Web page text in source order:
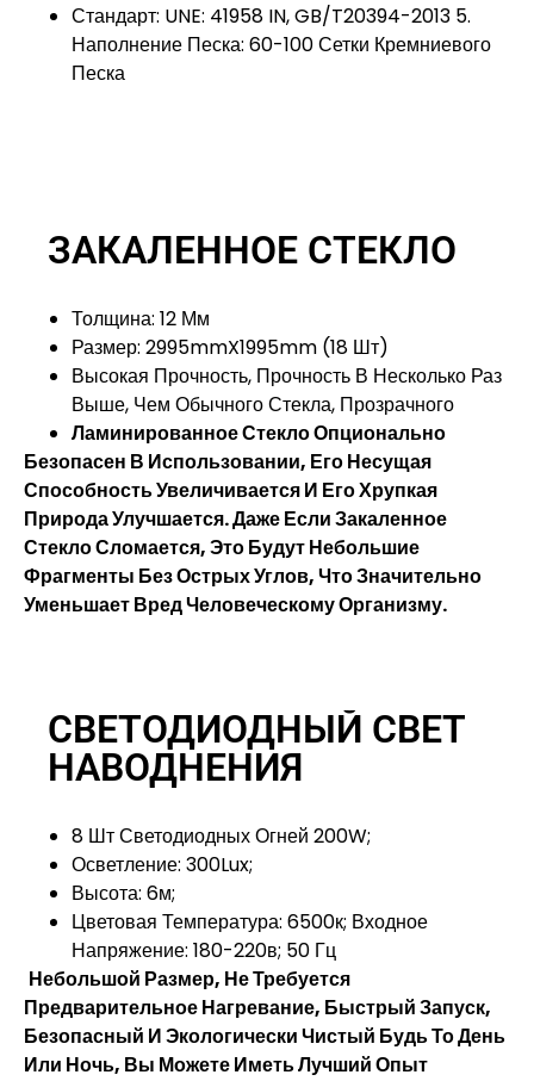
Стандарт: UNE: 41958 IN, GB/T20394-2013 5.
Наполнение Песка: 60-100 Сетки Кремниевого
Песка
ЗАКАЛЕННОЕ СТЕКЛО
Толщина: 12 Мм
Размер: 2995mmX1995mm (18 Шт)
Высокая Прочность, Прочность В Несколько Раз
Выше, Чем Обычного Стекла, Прозрачного
Ламинированное Стекло Опционально
Безопасен В Использовании, Его Несущая
Способность Увеличивается И Его Хрупкая
Природа Улучшается. Даже Если Закаленное
Стекло Сломается, Это Будут Небольшие
Фрагменты Без Острых Углов, Что Значительно
Уменьшает Вред Человеческому Организму.
СВЕТОДИОДНЫЙ СВЕТ
НАВОДНЕНИЯ
8 Шт Светодиодных Огней 200W;
Осветление: 300Lux;
Высота: 6м;
Цветовая Температура: 6500к; Входное
Напряжение: 180-220в; 50 Гц
Небольшой Размер, Не Требуется
Предварительное Нагревание, Быстрый Запуск,
Безопасный И Экологически Чистый Будь То День
Или Ночь, Вы Можете Иметь Лучший Опыт